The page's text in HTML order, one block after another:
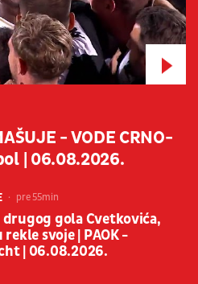
- VODE CRNO-
| 06.08.2026.
pre 55min
drugog gola Cvetkovića,
rekle svoje | PAOK -
| 06.08.2026.